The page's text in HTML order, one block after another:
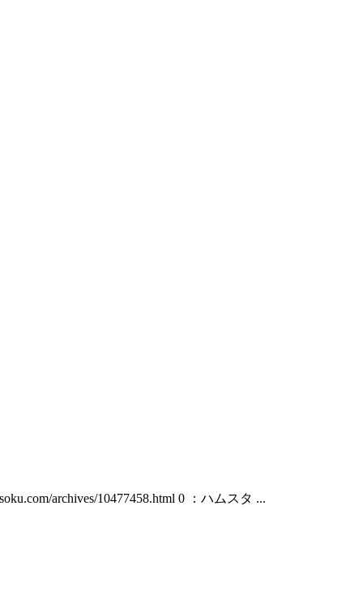
archives/10477458.html 0 ：ハムスタ ...